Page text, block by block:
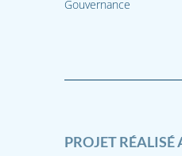
Gouvernance
PROJET RÉALISÉ